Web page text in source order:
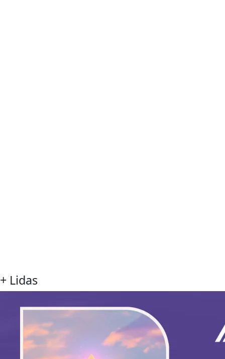
+ Lidas